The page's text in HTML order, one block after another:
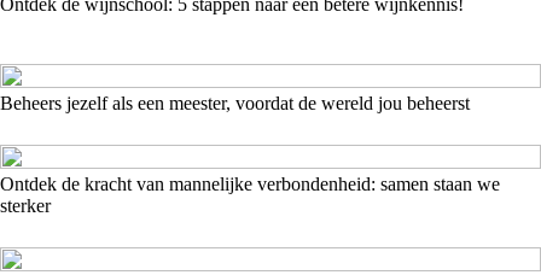
Ontdek de wijnschool: 5 stappen naar een betere wijnkennis!
Beheers jezelf als een meester, voordat de wereld jou beheerst
Ontdek de kracht van mannelijke verbondenheid: samen staan we
sterker